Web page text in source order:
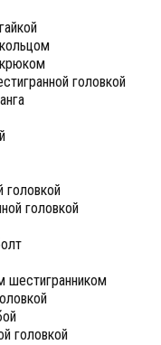
головкой
головкой
головкой
шестигранником
головкой